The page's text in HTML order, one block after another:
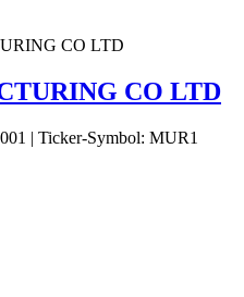
CO LTD
| Ticker-Symbol: MUR1